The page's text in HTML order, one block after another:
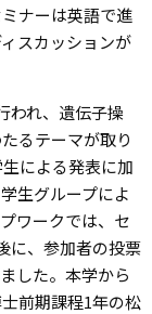
ナーは英語で進
スカッションが
われ、遺伝子操
るテーマが取り
による発表に加
生グループによ
ワークでは、セ
に、参加者の投票
した。本学から
前期課程1年の松